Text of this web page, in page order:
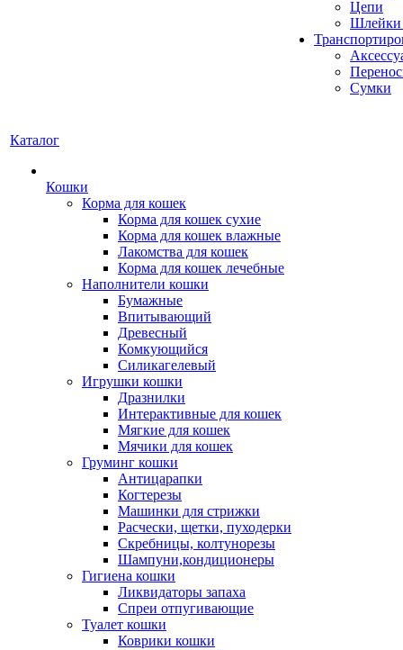
Цепи
Шлейки
Сумки
Каталог
Кошки
Корма для кошек
Корма для кошек сухие
Корма для кошек влажные
Лакомства для кошек
Корма для кошек лечебные
Наполнители кошки
Бумажные
Впитывающий
Древесный
Комкующийся
Силикагелевый
Игрушки кошки
Дразнилки
Интерактивные для кошек
Мягкие для кошек
Мячики для кошек
Груминг кошки
Антицарапки
Когтерезы
Машинки для стрижки
Расчески, щетки, пуходерки
Скребницы, колтунорезы
Шампуни,кондиционеры
Гигиена кошки
Ликвидаторы запаха
Спреи отпугивающие
Туалет кошки
Коврики кошки